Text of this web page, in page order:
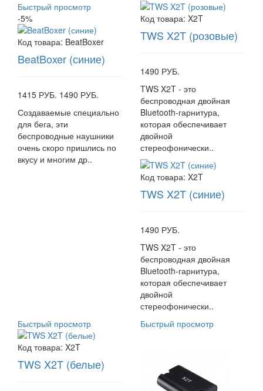
Быстрый просмотр
-5%
Код товара: BeatBoxer
BeatBoxer (синие)
1415 РУБ. 1490 РУБ.
Создаваемые специально
для бега, эти
беспроводные наушники
очень скоро пришлись по
вкусу и многим др..
Код товара: X2T
TWS X2T (розовые)
1490 РУБ.
TWS X2T - это
беспроводная двойная
Bluetooth-гарнитура,
которая обеспечивает
двойной
стереофонически..
Код товара: X2T
TWS X2T (синие)
1490 РУБ.
TWS X2T - это
беспроводная двойная
Bluetooth-гарнитура,
которая обеспечивает
двойной
стереофонически..
Быстрый просмотр
Код товара: X2T
TWS X2T (белые)
Быстрый просмотр